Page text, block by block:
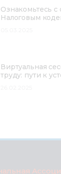
Ознакомьтесь
Налоговым
Виртуальная
труду: пути к